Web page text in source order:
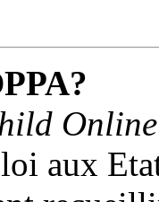
aux